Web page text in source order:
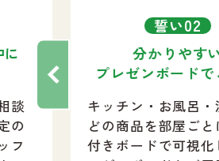
談
の
フ
誓い02
分かりやす
プレゼンボードで
キッチン・お風呂・
どの商品を部屋ごと
付きボードで可視化